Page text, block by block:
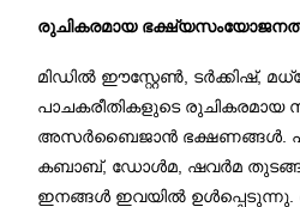
രുചികരമായ
മിഡിൽ ഈസ്റ്റേൺ, ടർക്കിഷ്,
പാചകരീതികളുടെ
അസർബൈജാൻ ഭക്ഷണങ്ങൾ.
കബാബ്, ഡോൾമ, ഷവർമ
ഇനങ്ങൾ ഇവയിൽ